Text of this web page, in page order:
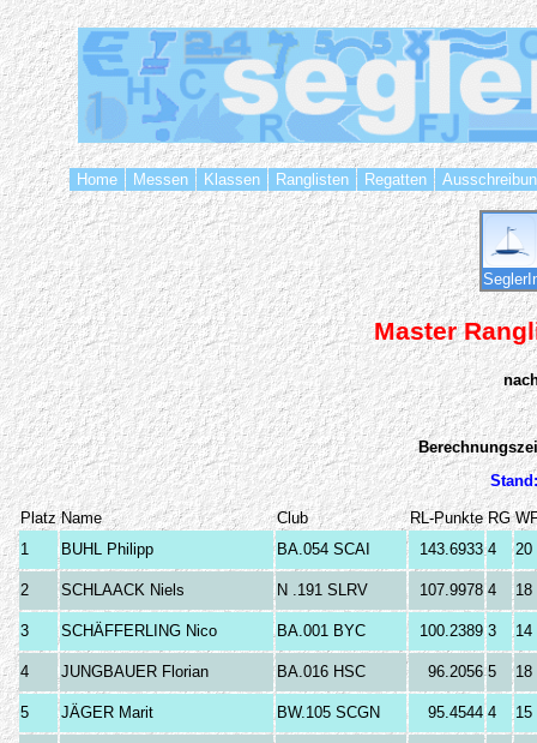
Home Messen Klassen Ranglisten Regatten
Master
Platz Name Club RL-Punkte RG
1
BUHL Philipp BA.054 SCAI 143.6933 4 20
2 SCHLAACK Niels N .191 SLRV 107.9978 4 18
3 SCHÄFFERLING Nico BA.001 BYC 100.2389 3 14
4 JUNGBAUER Florian BA.016 HSC 96.2056 5 18
5 JÄGER Marit BW.105 SCGN 95.4544 4 15